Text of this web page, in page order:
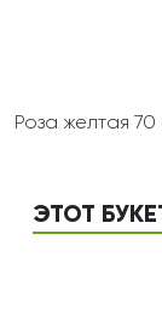
Роза желтая
ЭТОТ